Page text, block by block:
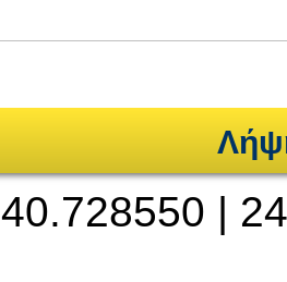
40.728550 |